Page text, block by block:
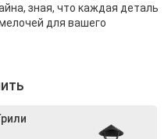
зная, что каждая деталь
для вашего